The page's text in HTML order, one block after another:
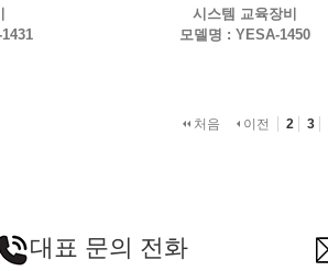
시스템 교육장비
모델명 : YESA-1450
처음 이전 2 3
대표 문의 전화